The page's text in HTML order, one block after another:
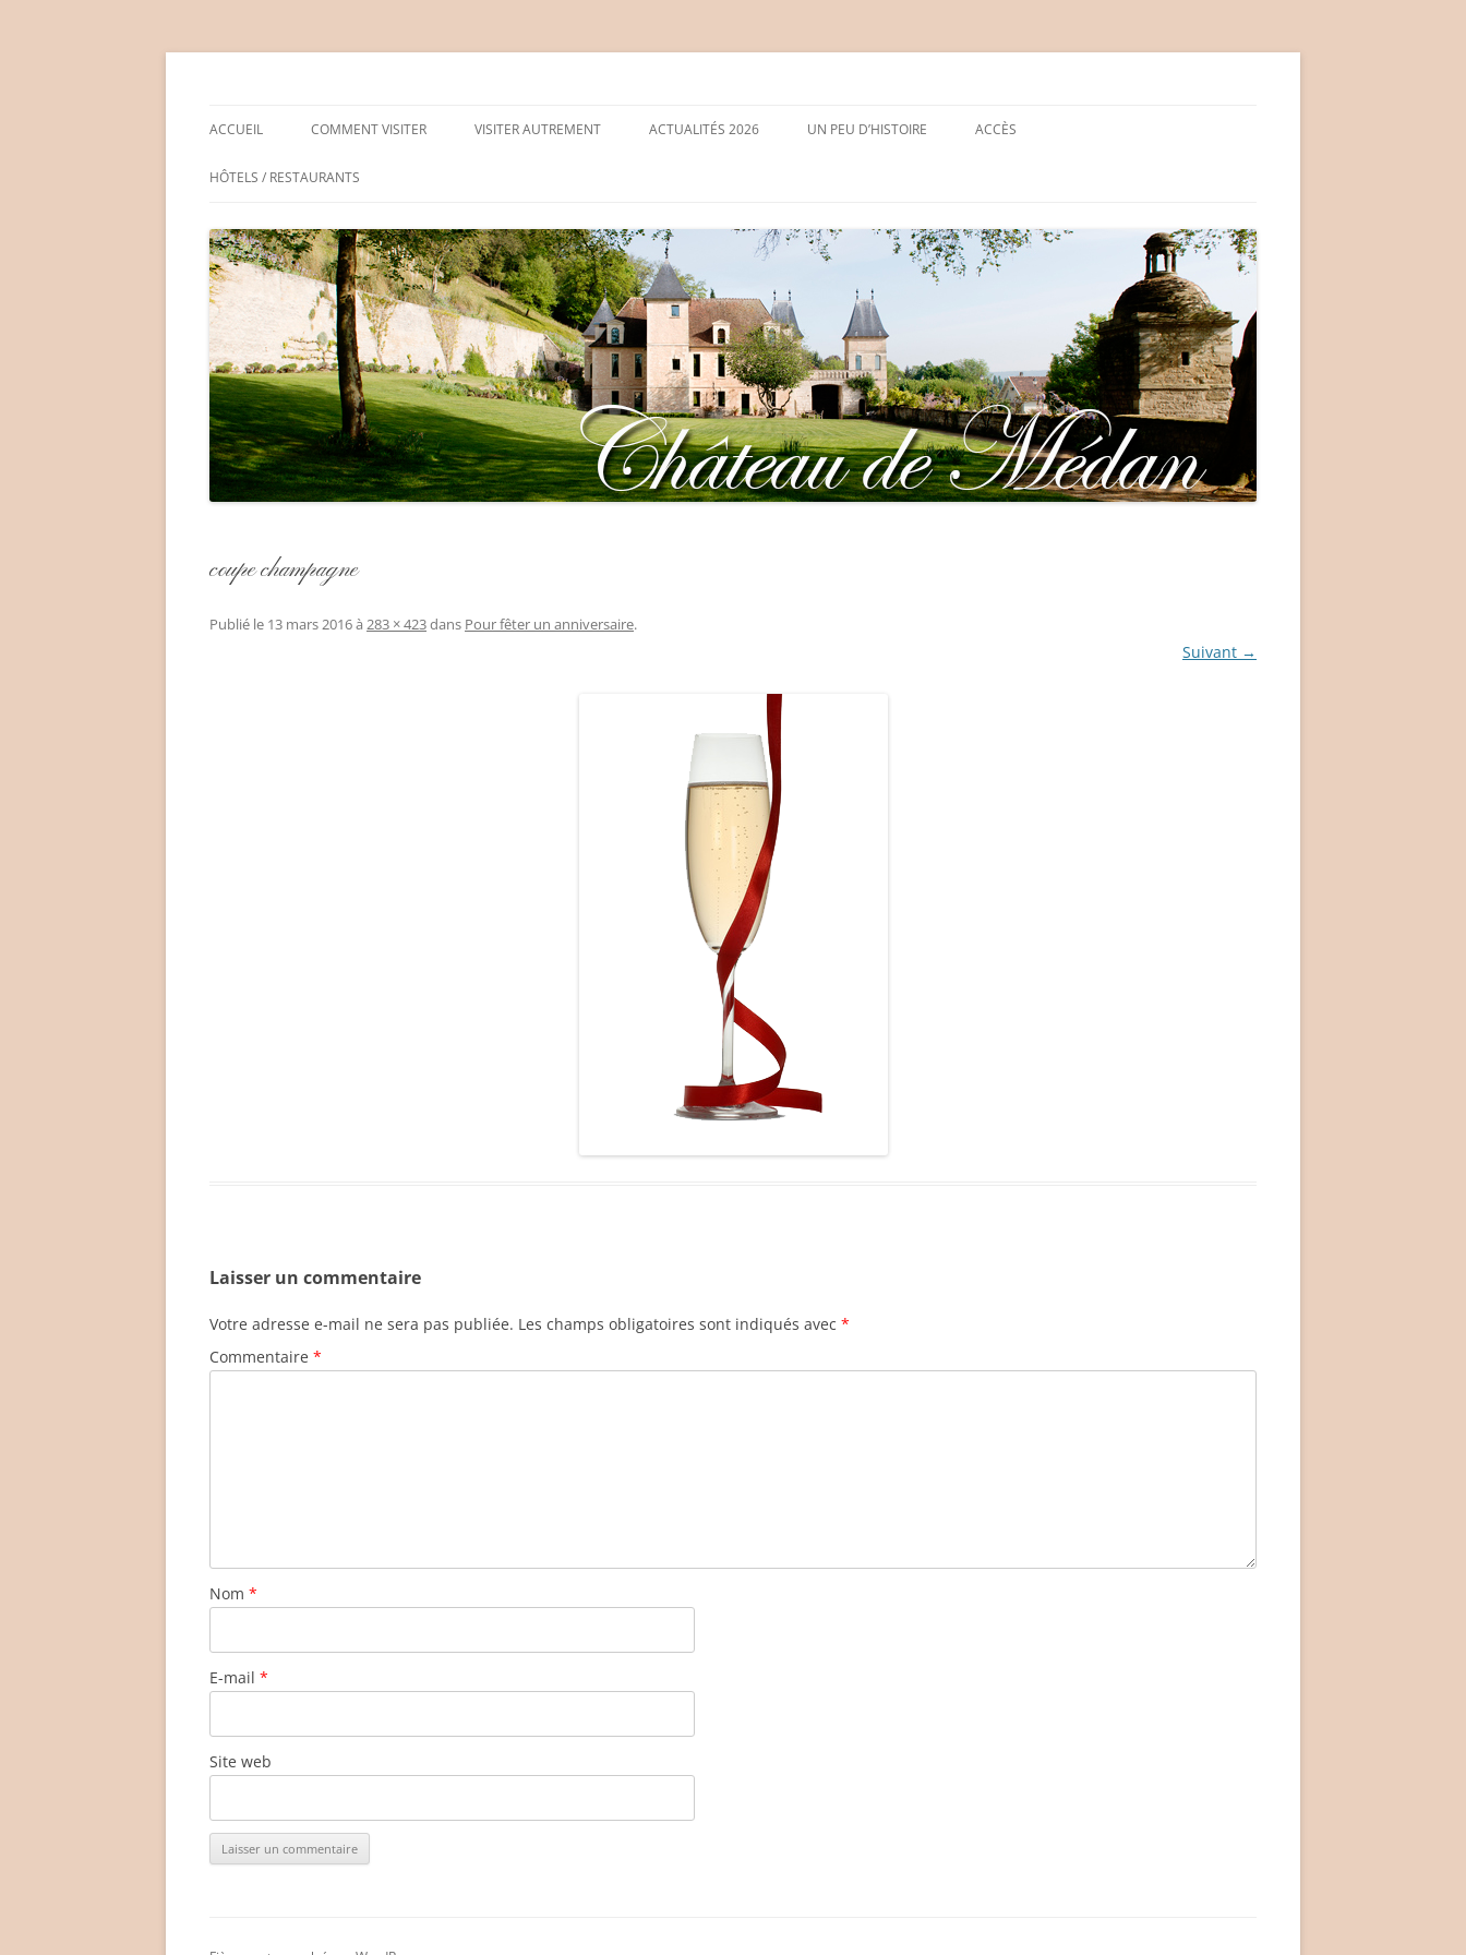
Aller
ACCUEIL COMMENT VISITER VISITER AUTREMENT
POUR FÊTER UN ANNIVERSAIRE
RALLYES DE JEUNES 12-14 ANS
ACTUALITÉS 2026 UN PEU D’HISTOIRE
CEZANNE À MÉDAN
LE JOURNAL COMBAT
LES HÔTES DU CHÂTEAU
ACCÈS
HÔTELS / RESTAURANTS
coupe champagne
Publié le 13 mars 2016à 283 × 423dans Pour fêter un anniversaire.
Suivant →
Laisser un commentaire
Votre adresse e-mail ne sera pas publiée. Les champs obligatoires sont indiqués avec *
Commentaire *
Nom *
E-mail *
Site web